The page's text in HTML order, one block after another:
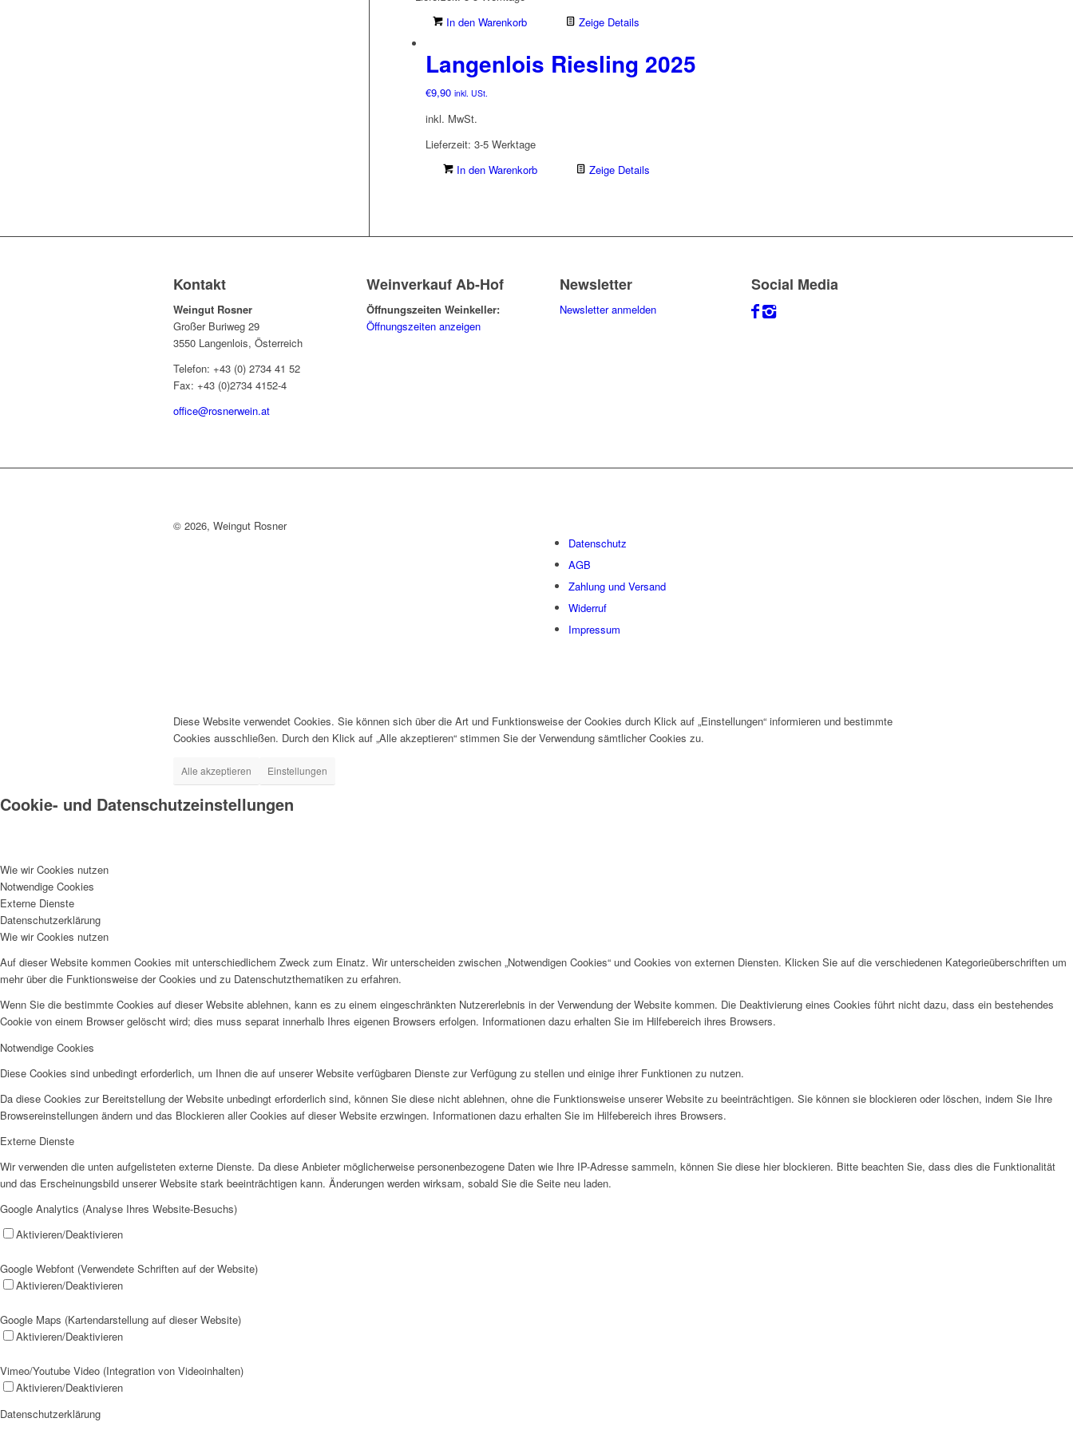
In den Warenkorb
Zeige Details
Langenlois Riesling 2025
€9,90 inkl. USt.
inkl. MwSt.
Lieferzeit: 3-5 Werktage
In den Warenkorb
Zeige Details
Kontakt
Weingut Rosner
Großer Buriweg 29
3550 Langenlois, Österreich
Telefon: +43 (0) 2734 41 52
Fax: +43 (0)2734 4152-4
office@rosnerwein.at
Weinverkauf Ab-Hof
Öffnungszeiten Weinkeller:
Öffnungszeiten anzeigen
Newsletter
Newsletter anmelden
Social Media
© 2026, Weingut Rosner
Datenschutz
AGB
Zahlung und Versand
Widerruf
Impressum
Diese Website verwendet Cookies. Sie können sich über die Art und Funktionsweise der Cookies durch Klick auf „Einstellungen“ informieren und bestimmte
Cookies ausschließen. Durch den Klick auf „Alle akzeptieren“ stimmen Sie der Verwendung sämtlicher Cookies zu.
Alle akzeptieren Einstellungen
Cookie- und Datenschutzeinstellungen
Wie wir Cookies nutzen
Notwendige Cookies
Externe Dienste
Datenschutzerklärung
Wie wir Cookies nutzen
Auf dieser Website kommen Cookies mit unterschiedlichem Zweck zum Einatz. Wir unterscheiden zwischen „Notwendigen Cookies“ und Cookies von externen Diensten. Klicken Sie auf die verschiedenen Kategorieüberschriften um
mehr über die Funktionsweise der Cookies und zu Datenschutzthematiken zu erfahren.
Wenn Sie die bestimmte Cookies auf dieser Website ablehnen, kann es zu einem eingeschränkten Nutzererlebnis in der Verwendung der Website kommen. Die Deaktivierung eines Cookies führt nicht dazu, dass ein bestehendes
Cookie von einem Browser gelöscht wird; dies muss separat innerhalb Ihres eigenen Browsers erfolgen. Informationen dazu erhalten Sie im Hilfebereich ihres Browsers.
Notwendige Cookies
Diese Cookies sind unbedingt erforderlich, um Ihnen die auf unserer Website verfügbaren Dienste zur Verfügung zu stellen und einige ihrer Funktionen zu nutzen.
Da diese Cookies zur Bereitstellung der Website unbedingt erforderlich sind, können Sie diese nicht ablehnen, ohne die Funktionsweise unserer Website zu beeinträchtigen. Sie können sie blockieren oder löschen, indem Sie Ihre
Browsereinstellungen ändern und das Blockieren aller Cookies auf dieser Website erzwingen. Informationen dazu erhalten Sie im Hilfebereich ihres Browsers.
Externe Dienste
Wir verwenden die unten aufgelisteten externe Dienste. Da diese Anbieter möglicherweise personenbezogene Daten wie Ihre IP-Adresse sammeln, können Sie diese hier blockieren. Bitte beachten Sie, dass dies die Funktionalität
und das Erscheinungsbild unserer Website stark beeinträchtigen kann. Änderungen werden wirksam, sobald Sie die Seite neu laden.
Google Analytics (Analyse Ihres Website-Besuchs)
Aktivieren/Deaktivieren
Google Webfont (Verwendete Schriften auf der Website)
Aktivieren/Deaktivieren
Google Maps (Kartendarstellung auf dieser Website)
Aktivieren/Deaktivieren
Vimeo/Youtube Video (Integration von Videoinhalten)
Aktivieren/Deaktivieren
Datenschutzerklärung